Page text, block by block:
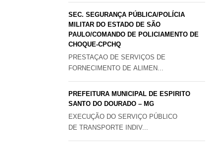
SEC. SEGURANÇA PÚBLICA/POLÍCIA
MILITAR DO ESTADO DE SÃO
PAULO/COMANDO DE POLICIAMENTO DE
CHOQUE-CPCHQ
PRESTAÇAO DE SERVIÇOS DE
FORNECIMENTO DE ALIMEN...
PREFEITURA MUNICIPAL DE ESPIRITO
SANTO DO DOURADO – MG
EXECUÇÃO DO SERVIÇO PÚBLICO
DE TRANSPORTE INDIV...